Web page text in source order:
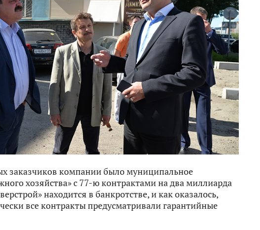
заказчиков компании было муниципальное
хозяйства» с 77-ю контрактами на два миллиарда
находится в банкротстве, и как оказалось,
все контракты предусматривали гарантийные